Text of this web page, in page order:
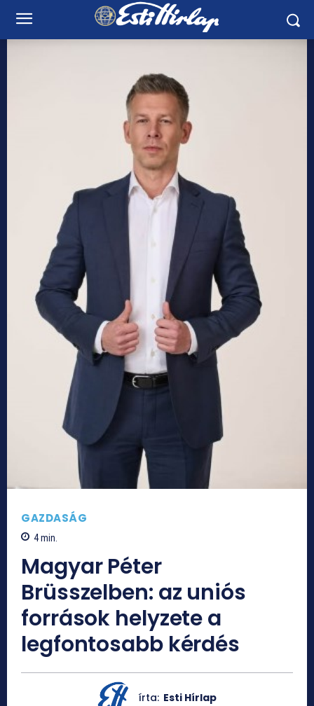
GAZDASÁG
4min.
Magyar Péter
Brüsszelben: az uniós
források helyzete a
legfontosabb kérdés
írta: Esti Hírlap